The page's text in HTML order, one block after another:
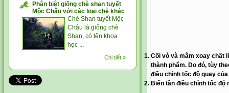
Phân biệt giống chè shan tuyết
Mộc Châu với các loại chè khác
Chè Shan tuyết Mộc
Châu là giống chè
Shan, có tên khoa
học ...
Chi tiết »
Cối vò và mâm xoay chất
thành phẩm. Do đó, tùy
điều chỉnh tốc độ quay
Biến tần điều chỉnh tốc độ